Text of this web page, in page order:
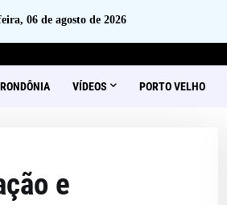
06 de agosto de 2026
RONDÔNIA VÍDEOS PORTO VELHO
e